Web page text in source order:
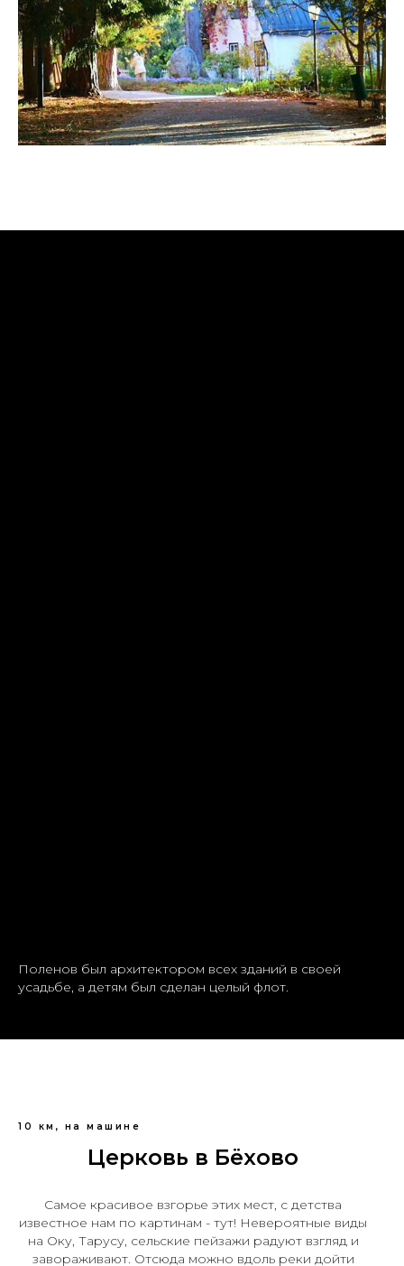
Поленов был архитектором всех зданий в своей
усадьбе, а детям был сделан целый флот.
10 км, на машине
Церковь в Бёхово
Самое красивое взгорье этих мест, с детства
известное нам по картинам - тут! Невероятные виды
на Оку, Тарусу, сельские пейзажи радуют взгляд и
завораживают. Отсюда можно вдоль реки дойти